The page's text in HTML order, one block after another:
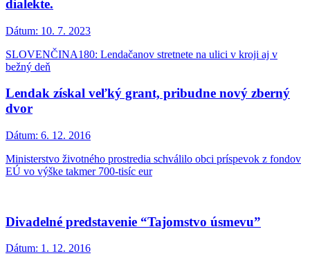
dialekte.
Dátum: 10. 7. 2023
SLOVENČINA180: Lendačanov stretnete na ulici v kroji aj v
bežný deň
Lendak získal veľký grant, pribudne nový zberný
dvor
Dátum: 6. 12. 2016
Ministerstvo životného prostredia schválilo obci príspevok z fondov
EÚ vo výške takmer 700-tisíc eur
Divadelné predstavenie “Tajomstvo úsmevu”
Dátum: 1. 12. 2016